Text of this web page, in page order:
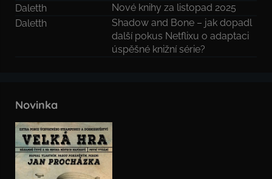
Daletth
Nové knihy za listopad 2025
Daletth
Shadow and Bone – jak dopadl
další pokus Netflixu o adaptaci
úspěšné knižní série?
Novinka